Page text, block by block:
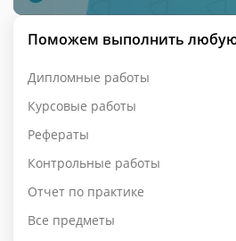
Поможем выполнить любую
Дипломные работы
Курсовые работы
Рефераты
Контрольные работы
Отчет по практике
Все предметы